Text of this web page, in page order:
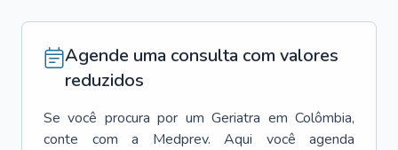
Agende uma consulta com valores
reduzidos
Se você procura por um Geriatra em Colômbia,
conte com a Medprev. Aqui você agenda